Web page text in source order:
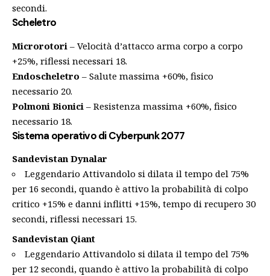
secondi.
Scheletro
Microrotori – Velocità d’attacco arma corpo a corpo
+25%, riflessi necessari 18.
Endoscheletro – Salute massima +60%, fisico
necessario 20.
Polmoni Bionici – Resistenza massima +60%, fisico
necessario 18.
Sistema operativo di Cyberpunk 2077
Sandevistan Dynalar
Leggendario Attivandolo si dilata il tempo del 75%
per 16 secondi, quando è attivo la probabilità di colpo
critico +15% e danni inflitti +15%, tempo di recupero 30
secondi, riflessi necessari 15.
Sandevistan Qiant
Leggendario Attivandolo si dilata il tempo del 75%
per 12 secondi, quando è attivo la probabilità di colpo